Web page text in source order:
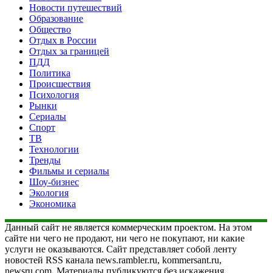
Новости путешествий
Образование
Общество
Отдых в России
Отдых за границей
ПДД
Политика
Происшествия
Психология
Рынки
Сериалы
Спорт
ТВ
Технологии
Тренды
Фильмы и сериалы
Шоу-бизнес
Экология
Экономика
Данный сайт не является коммерческим проектом. На этом
сайте ни чего не продают, ни чего не покупают, ни какие
услуги не оказываются. Сайт представляет собой ленту
новостей RSS канала news.rambler.ru, kommersant.ru,